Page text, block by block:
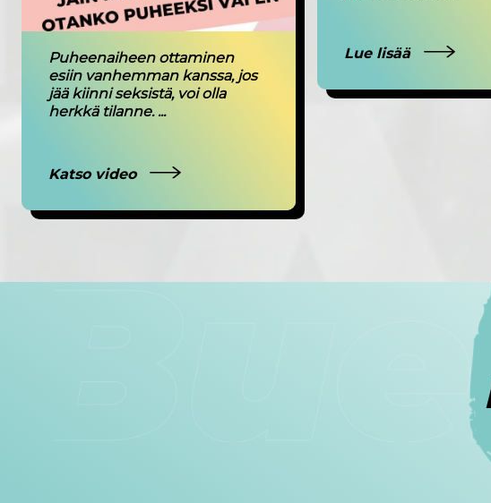
Puheenaiheen ottaminen
esiin vanhemman kanssa, jos
jää kiinni seksistä, voi olla
herkkä tilanne. ...
Katso video
Lue lisää